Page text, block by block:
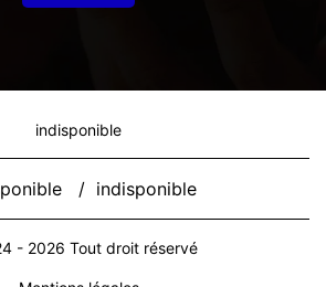
indisponible
/ indisponible
- 2026 Tout droit réservé